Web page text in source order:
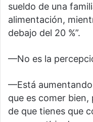
sueldo de una
alimentación,
debajo del 20 %”.
—No es la
—Está
que es comer
de que tienes que